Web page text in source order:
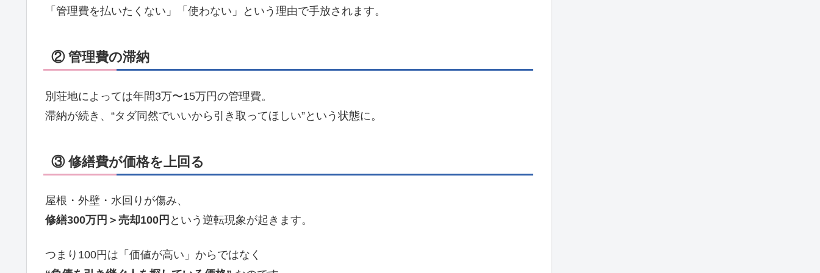
「管理費を払いたくない」「使わない」という理由で手放されます。
② 管理費の滞納
別荘地によっては年間3万〜15万円の管理費。
滞納が続き、“タダ同然でいいから引き取ってほしい”という状態に。
③ 修繕費が価格を上回る
屋根・外壁・水回りが傷み、
修繕300万円＞売却100円 という逆転現象が起きます。
つまり100円は「価値が高い」からではなく